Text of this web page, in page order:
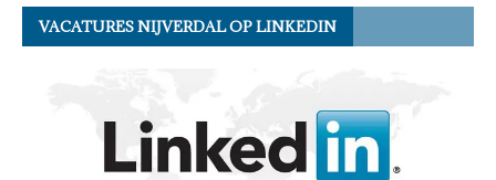
VACATURES NIJVERDAL OP LINKEDIN